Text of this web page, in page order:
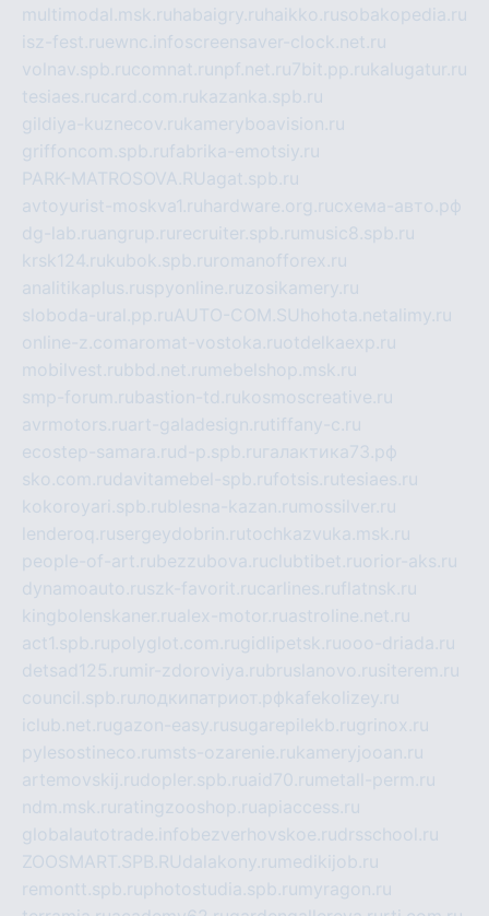
multimodal.msk.ru habaigry.ru haikko.rusobakopedia.ru
isz-fest.ruewnc.infoscreensaver-clock.net.ru
volnav.spb.rucomnat.ru npf.net.ru7bit.pp.rukalugatur.ru
tesiaes.rucard.com.rukazanka.spb.ru
gildiya-kuznecov.rukameryboavision.ru
griffoncom.spb.rufabrika-emotsiy.ru
PARK-MATROSOVA.RUagat.spb.ru
avtoyurist-moskva1.ru hardware.org.ruсхема-авто.рф
dg-lab.ruangrup.ru recruiter.spb.ru music8.spb.ru
krsk124.rukubok.spb.ru romanofforex.ru
analitikaplus.ruspyonline.ruzosikamery.ru
sloboda-ural.pp.ruAUTO-COM.SU hohota.netalimy.ru
online-z.comaromat-vostoka.ruotdelkaexp.ru
mobilvest.rubbd.net.ru mebelshop.msk.ru
smp-forum.rubastion-td.rukosmoscreative.ru
avrmotors.ruart-galadesign.rutiffany-c.ru
ecostep-samara.rud-p.spb.ru галактика73.рф
sko.com.rudavitamebel-spb.rufotsis.rutesiaes.ru
kokoroyari.spb.rublesna-kazan.ru mossilver.ru
lenderoq.rusergeydobrin.rutochkazvuka.msk.ru
people-of-art.rubezzubova.ruclubtibet.ruorior-aks.ru
dynamoauto.ruszk-favorit.rucarlines.ruflatnsk.ru
kingbolenskaner.rualex-motor.ruastroline.net.ru
act1.spb.rupolyglot.com.rugidlipetsk.ruooo-driada.ru
detsad125.ru mir-zdoroviya.rubruslanovo.rusiterem.ru
council.spb.ruлодкипатриот.рфkafekolizey.ru
iclub.net.rugazon-easy.rusugarepilekb.rugrinox.ru
pylesostineco.ru msts-ozarenie.rukameryjooan.ru
artemovskij.rudopler.spb.ruaid70.ru metall-perm.ru
ndm.msk.ru ratingzooshop.ruapiaccess.ru
globalautotrade.info bezverhovskoe.rudrsschool.ru
ZOOSMART.SPB.RUdalakony.ru medikijob.ru
remontt.spb.ruphotostudia.spb.ru myragon.ru